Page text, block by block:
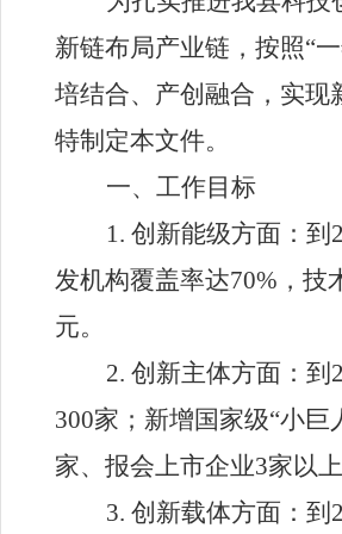
新链布局产业链，按照“
培结合、产创融合，实现
特制定本文件。
一、工作目标
1. 创新能级方面： 到
发机构覆盖率达70% ，技
元。
2. 创新主体方面： 到
300家；新增国家级“小巨
家、报会上市企业3家以上
3. 创新载体方面： 到